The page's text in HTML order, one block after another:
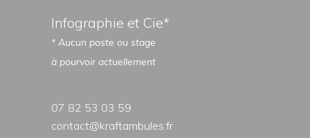
Infographie et Cie*
* Aucun poste ou stage
à pourvoir actuellement
07 82 53 03 59
contact@kraftambules.fr